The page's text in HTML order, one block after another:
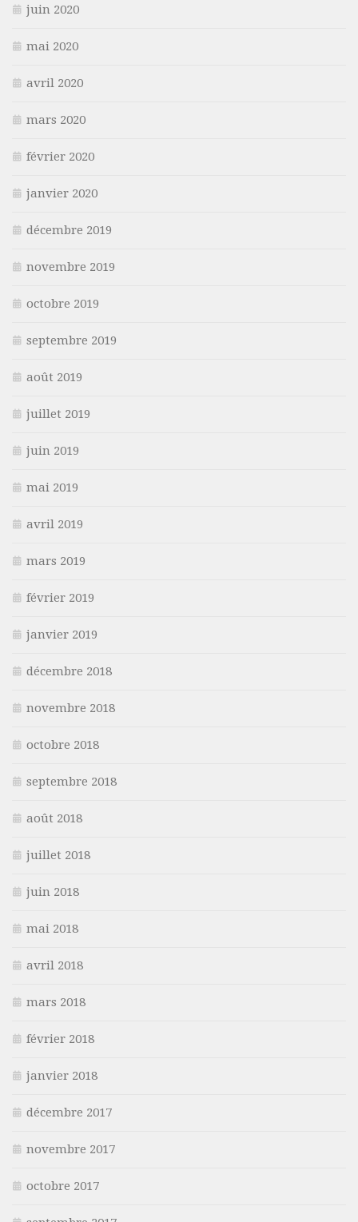
juin 2020
mai 2020
avril 2020
mars 2020
février 2020
janvier 2020
décembre 2019
novembre 2019
octobre 2019
septembre 2019
août 2019
juillet 2019
juin 2019
mai 2019
avril 2019
mars 2019
février 2019
janvier 2019
décembre 2018
novembre 2018
octobre 2018
septembre 2018
août 2018
juillet 2018
juin 2018
mai 2018
avril 2018
mars 2018
février 2018
janvier 2018
décembre 2017
novembre 2017
octobre 2017